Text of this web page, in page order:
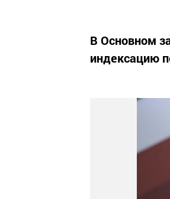
В Основном
индексацию